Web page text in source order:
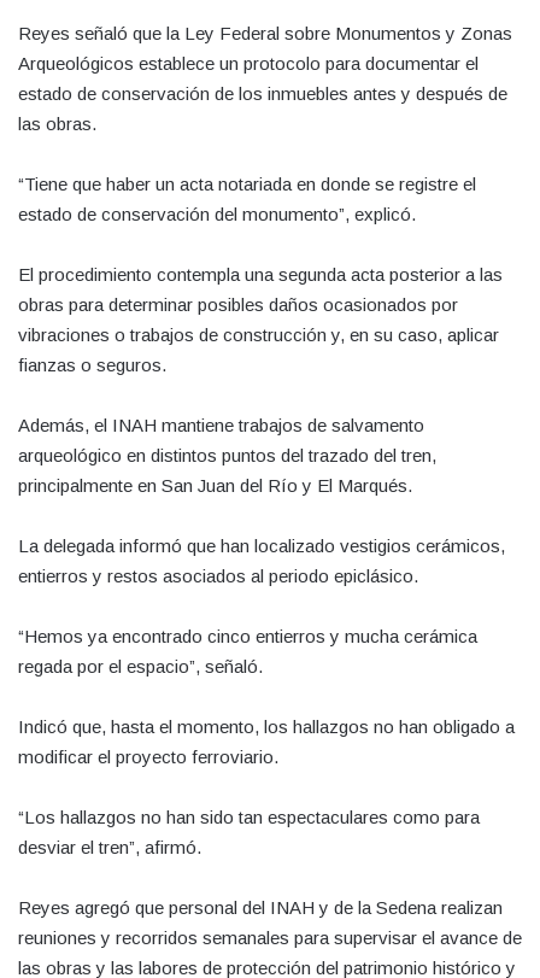
Reyes señaló que la Ley Federal sobre Monumentos y Zonas
Arqueológicos establece un protocolo para documentar el
estado de conservación de los inmuebles antes y después de
las obras.
“Tiene que haber un acta notariada en donde se registre el
estado de conservación del monumento”, explicó.
El procedimiento contempla una segunda acta posterior a las
obras para determinar posibles daños ocasionados por
vibraciones o trabajos de construcción y, en su caso, aplicar
fianzas o seguros.
Además, el INAH mantiene trabajos de salvamento
arqueológico en distintos puntos del trazado del tren,
principalmente en San Juan del Río y El Marqués.
La delegada informó que han localizado vestigios cerámicos,
entierros y restos asociados al periodo epiclásico.
“Hemos ya encontrado cinco entierros y mucha cerámica
regada por el espacio”, señaló.
Indicó que, hasta el momento, los hallazgos no han obligado a
modificar el proyecto ferroviario.
“Los hallazgos no han sido tan espectaculares como para
desviar el tren”, afirmó.
Reyes agregó que personal del INAH y de la Sedena realizan
reuniones y recorridos semanales para supervisar el avance de
las obras y las labores de protección del patrimonio histórico y